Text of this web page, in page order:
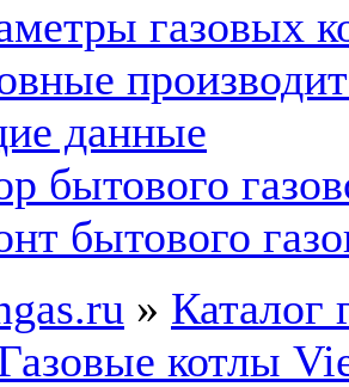
газовых
данные
бытового
бытового
» Каталог
котлы